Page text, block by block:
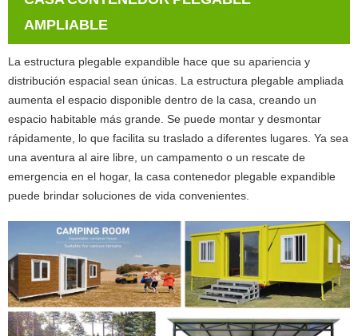
AMPLIABLE
La estructura plegable expandible hace que su apariencia y
distribución espacial sean únicas. La estructura plegable ampliada
aumenta el espacio disponible dentro de la casa, creando un
espacio habitable más grande. Se puede montar y desmontar
rápidamente, lo que facilita su traslado a diferentes lugares. Ya sea
una aventura al aire libre, un campamento o un rescate de
emergencia en el hogar, la casa contenedor plegable expandible
puede brindar soluciones de vida convenientes.